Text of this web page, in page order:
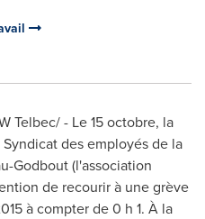
Telbec/ - Le 15 octobre, la
des employés de la
Godbout (l'association
de recourir à une grève
à compter de 0 h 1. À la